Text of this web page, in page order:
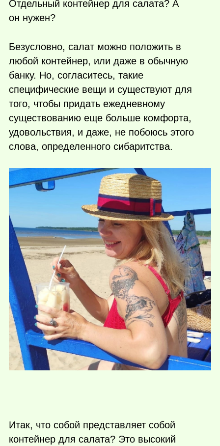
Отдельный контейнер для салата? А
он нужен?
Безусловно, салат можно положить в
любой контейнер, или даже в обычную
банку. Но, согласитесь, такие
специфические вещи и существуют для
того, чтобы придать ежедневному
существованию еще больше комфорта,
удовольствия, и даже, не побоюсь этого
слова, определенного сибаритства.
Итак, что собой представляет собой
контейнер для салата? Это высокий